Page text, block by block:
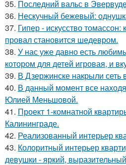
35. Последний вальс в
36. Нескучный бежевый:
37. Гипер - искусство томассон:
провал становится шедевром.
38. У нас уже давно есть
котором для детей игровая, и
39. В Дзержинске накрыли сеть
40. В данный момент все
Юлией Меньшовой.
41. Проект 1-комнатной
Калининграде.
42. Реализованный интерьер
43. Колоритный интерьер
девушки - яркий,